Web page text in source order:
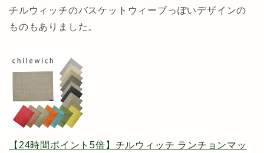
チルウィッチのバスケットウィーブっぽいデザインの
ものもありました。
【24時間ポイント5倍】チルウィッチ ランチョンマッ